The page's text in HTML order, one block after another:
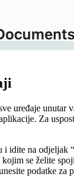
uređaje unutar
Za
i idite na odjeljak
se želite
podatke za